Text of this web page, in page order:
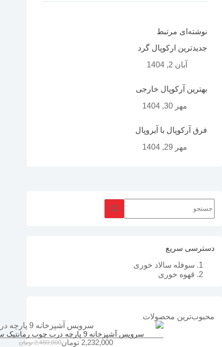
نوشته‌ای مرتبط
جدیدترین ارکوپال گرد
آبان 2, 1404
بهترین آرکوپال خارجی
مهر 30, 1404
فرق آرکوپال با آیروپال
مهر 29, 1404
دسترسی سریع
سوفله سالاد خوری
قهوه خوری
محبوب‌ترین محصولات
سرویس آشپزخانه 9 پارچه درب چوب رمانتیک سفید
2,480,000 تومان 2,232,000 تومان